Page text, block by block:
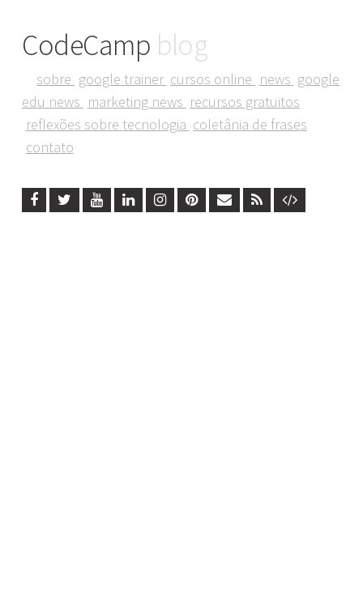
CodeCamp blog
sobre google trainer cursos online news google
edu news marketing news recursos gratuitos
reflexões sobre tecnologia coletânia de frases
contato